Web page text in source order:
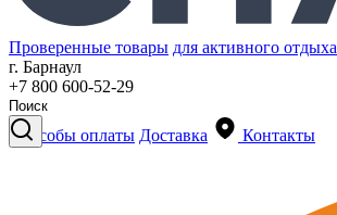
Проверенные товары для активного отдыха
г. Барнаул
+7 800 600-52-29
Способы оплаты Доставка Контакты